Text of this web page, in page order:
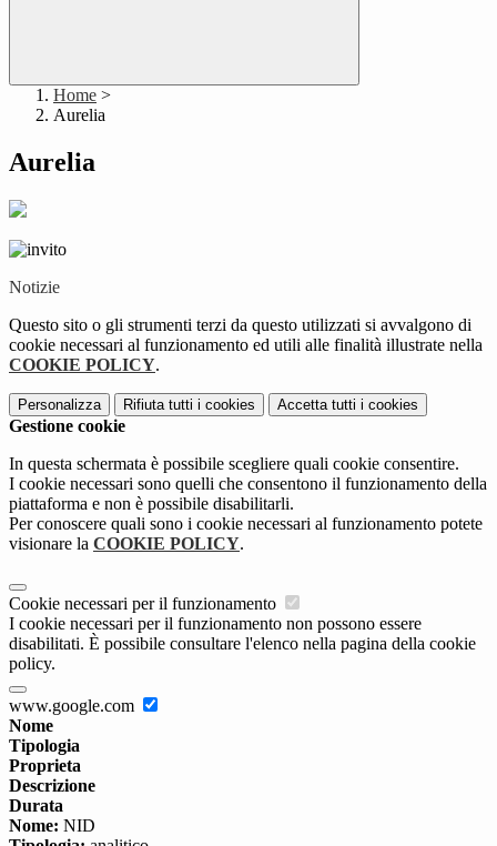
Home >
Aurelia
Aurelia
Notizie
Questo sito o gli strumenti terzi da questo utilizzati si avvalgono di
cookie necessari al funzionamento ed utili alle finalità illustrate nella
COOKIE POLICY.
Personalizza Rifiuta tutti i cookies Accetta tutti i cookies
Gestione cookie
In questa schermata è possibile scegliere quali cookie consentire.
I cookie necessari sono quelli che consentono il funzionamento della
piattaforma e non è possibile disabilitarli.
Per conoscere quali sono i cookie necessari al funzionamento potete
visionare la COOKIE POLICY.
Cookie necessari per il funzionamento
I cookie necessari per il funzionamento non possono essere
disabilitati. È possibile consultare l'elenco nella pagina della cookie
policy.
www.google.com
Nome
Tipologia
Proprieta
Descrizione
Durata
Nome: NID